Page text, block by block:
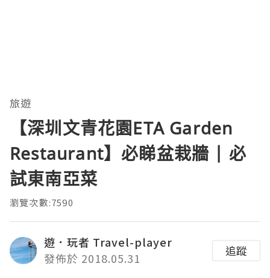
旅遊
【深圳文青花園ETA Garden
Restaurant】必睇盆栽牆 | 必
試東南亞菜
瀏覽次數:7590
遊．玩者 Travel-player
發佈於 2018.05.31
追蹤